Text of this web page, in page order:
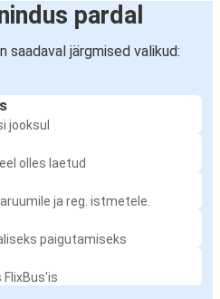
pardal
saadaval järgmised valikud:
jooksul
olles laetud
ja reg. istmetele.
paigutamiseks